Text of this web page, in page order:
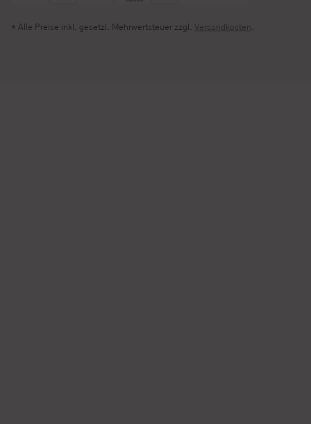
* Alle Preise inkl. gesetzl. Mehrwertsteuer zzgl. Versandkosten